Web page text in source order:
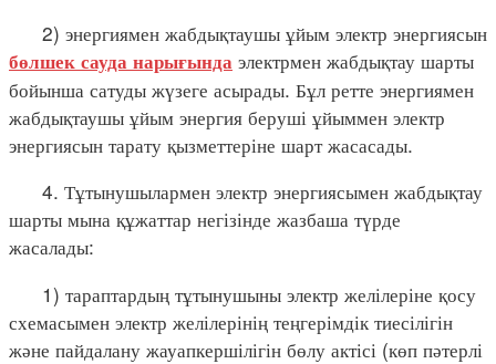
2) энергиямен жабдықтаушы ұйым электр энергиясын
бөлшек сауда нарығында электрмен жабдықтау шарты
бойынша сатуды жүзеге асырады. Бұл ретте энергиямен
жабдықтаушы ұйым энергия беруші ұйыммен электр
энергиясын тарату қызметтеріне шарт жасасады.
4. Тұтынушылармен электр энергиясымен жабдықтау
шарты мына құжаттар негізінде жазбаша түрде
жасалады:
1) тараптардың тұтынушыны электр желілеріне қосу
схемасымен электр желілерінің теңгерімдік тиесілігін
және пайдалану жауапкершілігін бөлу актісі (көп пәтерлі